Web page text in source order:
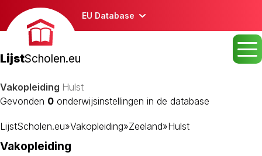
EU Database
LijstScholen.eu
Vakopleiding Hulst
Gevonden 0 onderwijsinstellingen in de database
LijstScholen.eu»Vakopleiding»Zeeland»Hulst
Vakopleiding